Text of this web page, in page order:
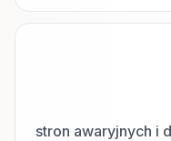
stron awaryjnych i